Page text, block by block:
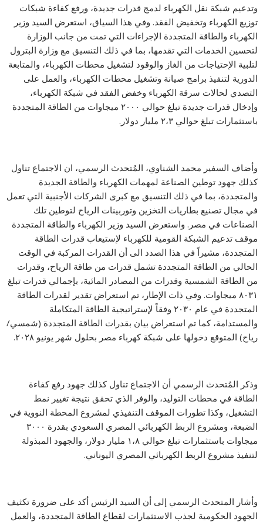
وتدعيم شبكة نقل الكهرباء لدمج قدرات جديدة، ورفع كفاءة شبكات
توزيع الكهرباء وتخفيض الفقد. وفي هذا السياق، استعرض السيد وزير
الكهرباء والطاقة المتجددة الإجراءات التي تمت من جانب الوزارة
لتحسين الخدمات التي تقدمها، بما في ذلك التنسيق مع وزارة البترول
لتلبية الإحتياجات من الغاز والوقود لتشغيل محطات الكهرباء، والمتابعة
الدورية لتنفيذ برامج صيانة وتشغيل محطات الكهرباء، والعمل على
التصدي لحالات سرقة الكهرباء وخفض الفقد في شبكة الكهرباء،
وإدخال قدرات جديدة تبلغ حوالي ٢٠٠٠ ميجاوات من الطاقة المتجددة
باستثمارات تبلغ حوالي ٢،٣ مليار دولار.
وأضاف السفير محمد الشناوي، المُتحدث الرسمي، ان الاجتماع تناول
كذلك جهود توطين الصناعة لمهمات الكهرباء والطاقة الجديدة
والمتجددة، بما في ذلك التنسيق مع كبرى الشركات الأجنبية التي تعمل
في مجال تصنيع بطاريات التخزين وتوربينات الرياح لتوطين تلك
الصناعات في مصر. واستعرض السيد وزير الكهرباء والطاقة المتجددة
موقف تدعيم الشبكة القومية للكهرباء لإستيعاب قدرات الطاقة
المتجددة، مشيراً في هذا الصدد الى أن القدرات المركبة في الوقت
الحالي من الطاقة المتجددة تشمل قدرات من طاقة الرياح، وقدرات
من الطاقة الشمسية وقدرات من المصادر المائية، بإجمالي قدرات تبلغ
٨٠٣١ ميجاوات. وفي ذات الإطار، تم استعراض تقدير لقدرات الطاقة
المتجددة في عام ٢٠٣٠ وفقاً لإستراتيجية الطاقة المتكاملة
والمستدامة، كما تم استعراض بيان بقدرات الطاقة المتجددة (شمسي/
رياح) المتوقع دخولها على شبكة كهرباء مصر بحلول شهر يونيو ٢٠٢٨.
وذكر المُتحدث الرسمي أن الاجتماع تناول كذلك جهود رفع كفاءة
الطاقة في محطات التوليد، والوفر الذي تحقق نتيجة تغيير نمط
التشغيل، وكذا تطورات الموقف التنفيذي لمشروع المحطة النووية في
الضبعة، ومشروع الربط الكهربائي المصري السعودي بقدرة ٣٠٠٠
ميجاوات باستثمارات تبلغ حوالي ١،٨ مليار دولار، والجهود المبذولة
لتنفيذ مشروع الربط الكهربائي المصري اليوناني.
وأشار المتحدث الرسمي إلى أن السيد الرئيس أكد على ضرورة تكثيف
الجهود الحكومية لجذب الاستثمارات لقطاع الطاقة المتجددة، والعمل